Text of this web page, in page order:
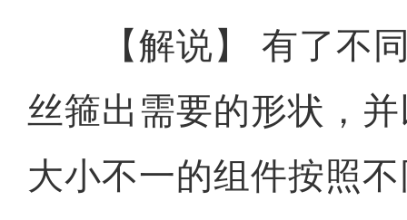
【解说】 有了不同
丝箍出需要的形状，
大小不一的组件按照